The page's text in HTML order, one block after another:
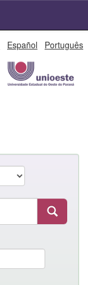
Español Português